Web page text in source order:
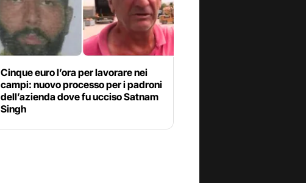
Cinque euro l’ora per lavorare nei
campi: nuovo processo per i padroni
dell’azienda dove fu ucciso Satnam
Singh